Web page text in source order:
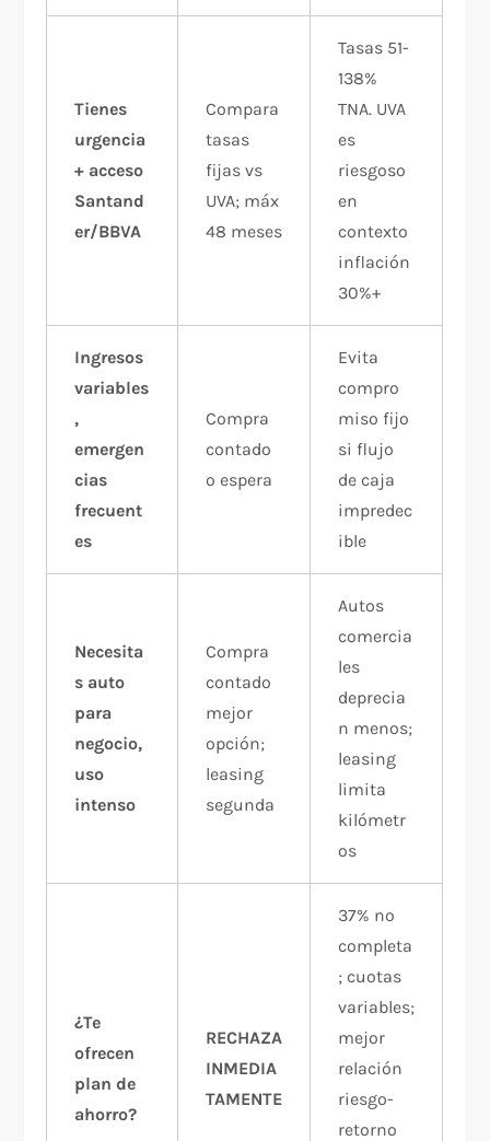
Tienes
urgencia
+ acceso
Santand
er/BBVA
Compara
tasas
fijas vs
UVA; máx
48 meses
Tasas 51-
138%
TNA. UVA
es
riesgoso
en
contexto
inflación
30%+
Ingresos
variables
,
emergen
cias
frecuent
es
Compra
contado
o espera
Evita
compro
miso fijo
si flujo
de caja
impredec
ible
Necesita
s auto
para
negocio,
uso
intenso
Compra
contado
mejor
opción;
leasing
segunda
Autos
comercia
les
deprecia
n menos;
leasing
limita
kilómetr
os
¿Te
ofrecen
plan de
ahorro?
RECHAZA
INMEDIA
TAMENTE
37% no
completa
; cuotas
variables;
mejor
relación
riesgo-
retorno